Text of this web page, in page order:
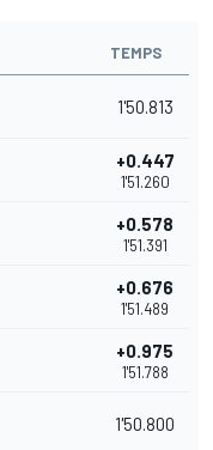
TEMPS
1'50.813
+0.447
1'51.260
+0.578
1'51.391
+0.676
1'51.489
+0.975
1'51.788
1'50.800